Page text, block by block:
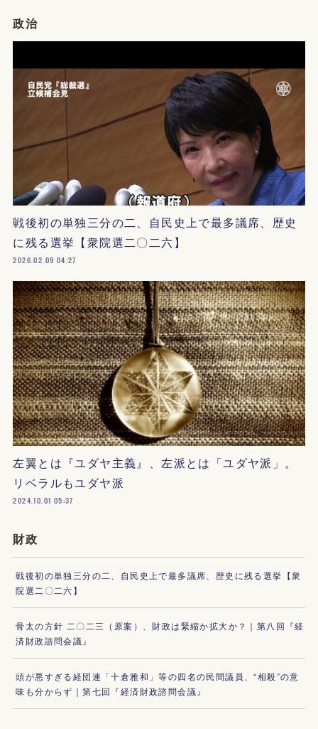
政治
戦後初の単独三分の二、自民史上で最多議席、歴史
に残る選挙【衆院選二〇二六】
2026.02.09 04:27
左翼とは『ユダヤ主義』、左派とは「ユダヤ派」。
リベラルもユダヤ派
2024.10.01 05:37
財政
戦後初の単独三分の二、自民史上で最多議席、歴史に残る選挙【衆
院選二〇二六】
骨太の方針 二〇二三（原案）、財政は緊縮か拡大か？｜第八回『経
済財政諮問会議』
頭が悪すぎる経団連「十倉雅和」等の四名の民間議員、“相殺”の意
味も分からず｜第七回『経済財政諮問会議』